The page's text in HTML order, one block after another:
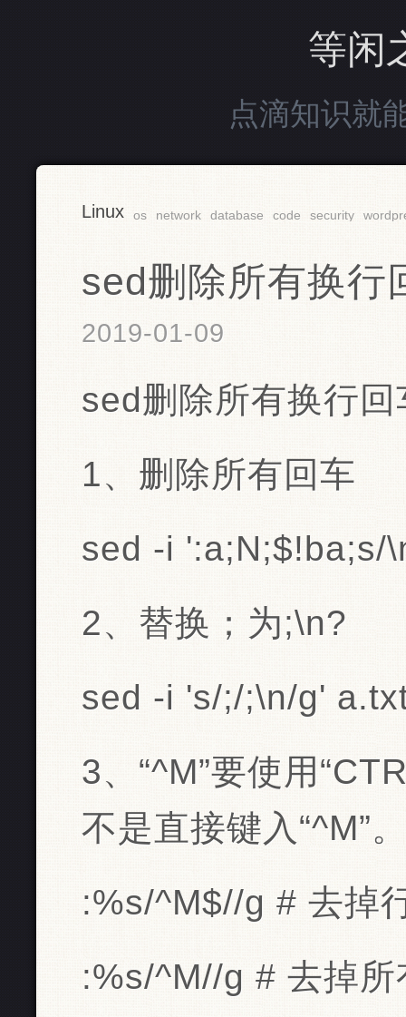
等闲
点滴知识就
Linux os network database code security
sed删除所有换行
2019-01-09
sed删除所有换行回
1、删除所有回车
sed -i ':a;N;$!ba;s/
2、替换；为;\n?
sed -i 's/;/;\n/g'
3、“^M”要使用
不是直接键入“^M”
:%s/^M$//g # 去掉
:%s/^M//g # 去掉所